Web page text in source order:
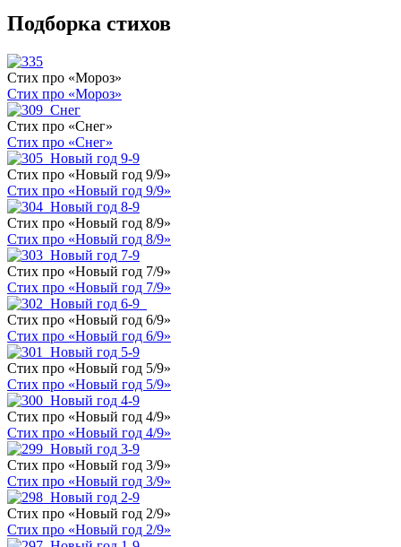
Подборка стихов
Стих про «Мороз»
Стих про «Мороз»
Стих про «Снег»
Стих про «Снег»
Стих про «Новый год 9/9»
Стих про «Новый год 9/9»
Стих про «Новый год 8/9»
Стих про «Новый год 8/9»
Стих про «Новый год 7/9»
Стих про «Новый год 7/9»
Стих про «Новый год 6/9»
Стих про «Новый год 6/9»
Стих про «Новый год 5/9»
Стих про «Новый год 5/9»
Стих про «Новый год 4/9»
Стих про «Новый год 4/9»
Стих про «Новый год 3/9»
Стих про «Новый год 3/9»
Стих про «Новый год 2/9»
Стих про «Новый год 2/9»